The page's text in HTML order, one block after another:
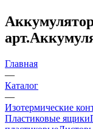
Главная
—
Каталог
—
Изотермические
Пластиковые ящики